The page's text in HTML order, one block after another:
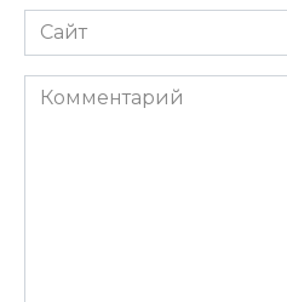
Сайт
Комментарий